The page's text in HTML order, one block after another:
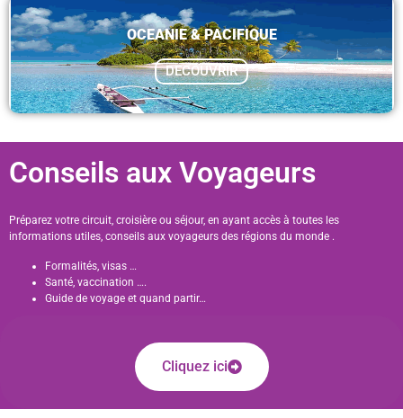
OCEANIE & PACIFIQUE
DECOUVRIR
Conseils aux Voyageurs
Préparez votre circuit, croisière ou séjour, en ayant accès à toutes les
informations utiles, conseils aux voyageurs des régions du monde .
Formalités, visas …
Santé, vaccination ….
Guide de voyage et quand partir…
Cliquez ici